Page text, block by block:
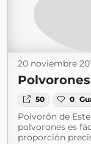
20 noviembre
50 0
Polvorón de
polvorones es
proporción